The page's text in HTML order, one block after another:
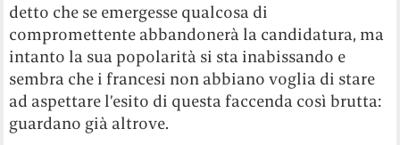
detto che se emergesse qualcosa di
compromettente abbandonerà la candidatura, ma
intanto la sua popolarità si sta inabissando e
sembra che i francesi non abbiano voglia di stare
ad aspettare l’esito di questa faccenda così brutta:
guardano già altrove.